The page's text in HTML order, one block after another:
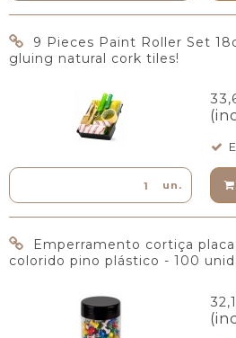
9 Pieces Paint Roller Set
gluing natural cork tiles!
un.
Emperramento cortiça
colorido pino plástico - 100 unid.